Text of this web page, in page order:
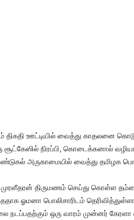
திகதி ஊட்டியில் வைத்து காதலனை
சூட்கேஸில் நிரப்பி, கொடைக்கனால்
அருகாமையில் வைத்து தமிழக
திருமணம் செய்து கொள்ள
ஓமனா பொலிசாரிடம்
ஒரு வாரம் முன்னர் கேரளா